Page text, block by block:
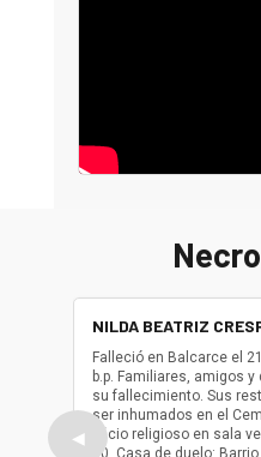
◀
NILDA BEATRIZ
Falleció en Balcarce el
b.p. Familiares, amigos
su fallecimiento. Sus
ser inhumados en el
oficio religioso en sala